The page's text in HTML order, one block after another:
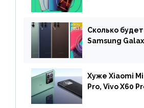
Сколько
Samsung
Хуже Xiaomi Mi
Pro, Vivo X60